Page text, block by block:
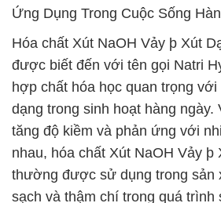
Ứng Dụng Trong Cuộc Sống
Hóa chất Xút NaOH Vảy þ Xút
được biết đến với tên gọi Natri
hợp chất hóa học quan trọng
dạng trong sinh hoạt hàng ngày.
tăng độ kiềm và phản ứng với
nhau, hóa chất Xút NaOH Vảy þ
thường được sử dụng trong sản
sạch và thậm chí trong quá trình